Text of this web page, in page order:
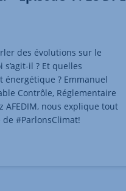
des évolutions sur le
s’agit-il ? Et quelles
énergétique ? Emmanuel
Contrôle, Réglementaire
AFEDIM, nous explique tout
#ParlonsClimat!